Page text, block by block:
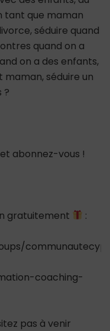
tant que maman
séduire quand
quand on a
on a des enfants,
maman, séduire un
?
abonnez-vous !
gratuitement
:
coaching-
pas à venir